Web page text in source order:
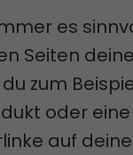
es
Seiten
zum
oder eine
auf deine